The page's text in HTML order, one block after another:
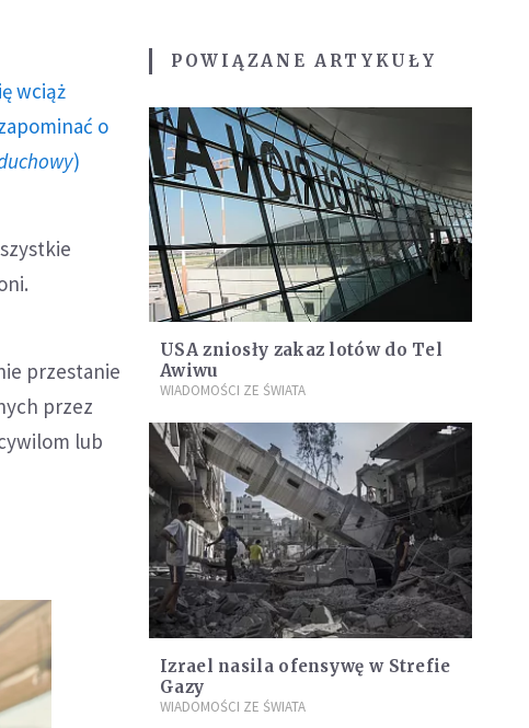
wciąż
o
)
przestanie
przez
lub
POWIĄZANE ARTYKUŁY
USA zniosły zakaz lotów do Tel
Awiwu
WIADOMOŚCI ZE ŚWIATA
Izrael nasila ofensywę w Strefie
Gazy
WIADOMOŚCI ZE ŚWIATA